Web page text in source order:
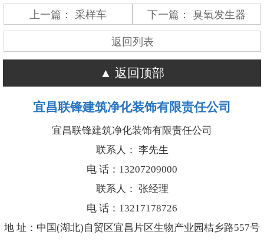
上一篇： 采样车 下一篇：臭氧发生器
返回列表
返回顶部
宜昌联锋建筑净化装饰有限责任公司
宜昌联锋建筑净化装饰有限责任公司
联系人： 李先生
电 话：13207209000
联系人： 张经理
电 话：13217178726
地 址：中国(湖北)自贸区宜昌片区生物产业园桔乡路557号